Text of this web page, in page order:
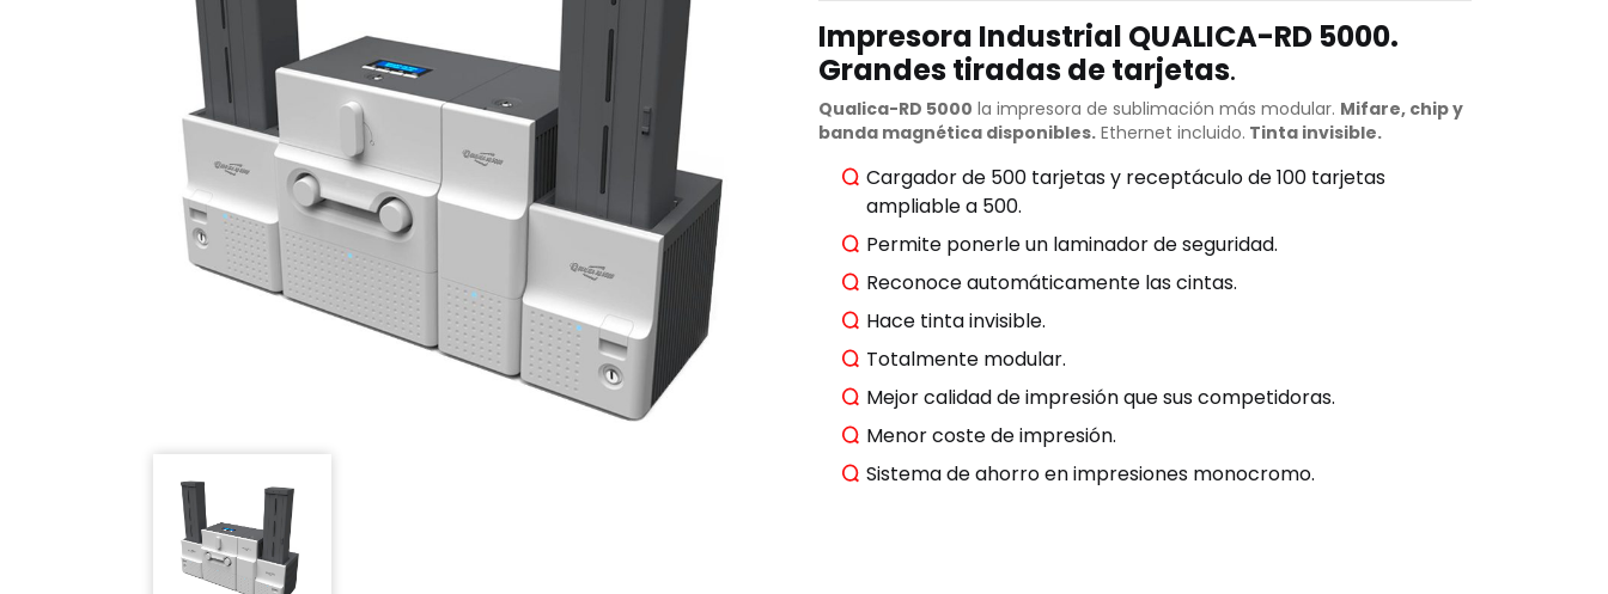
Impresora Industrial QUALICA-RD 5000.
Grandes tiradas de tarjetas.
Qualica-RD 5000 la impresora de sublimación más modular. Mifare, chip y
banda magnética disponibles. Ethernet incluido. Tinta invisible.
Cargador de 500 tarjetas y receptáculo de 100 tarjetas
ampliable a 500.
Permite ponerle un laminador de seguridad.
Reconoce automáticamente las cintas.
Hace tinta invisible.
Totalmente modular.
Mejor calidad de impresión que sus competidoras.
Menor coste de impresión.
Sistema de ahorro en impresiones monocromo.